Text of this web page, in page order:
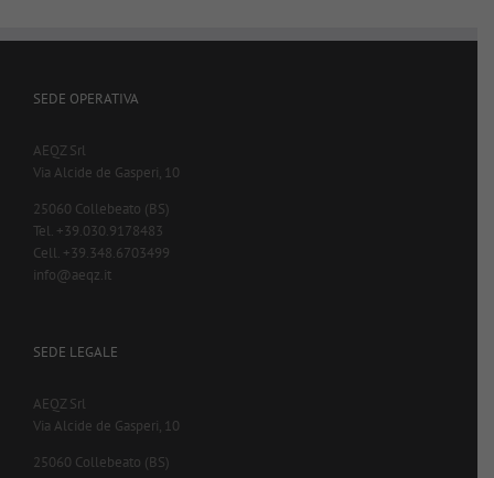
SEDE OPERATIVA
AEQZ Srl
Via Alcide de Gasperi, 10
25060 Collebeato (BS)
Tel. +39.030.9178483
Cell. +39.348.6703499
info@aeqz.it
SEDE LEGALE
AEQZ Srl
Via Alcide de Gasperi, 10
25060 Collebeato (BS)